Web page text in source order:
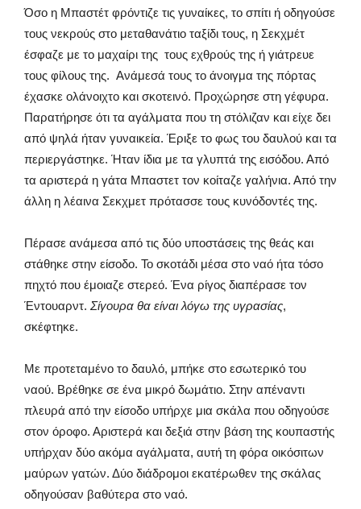
Όσο η Μπαστέτ φρόντιζε τις γυναίκες, το σπίτι ή οδηγούσε
τους νεκρούς στο μεταθανάτιο ταξίδι τους, η Σεκχμέτ
έσφαζε με το μαχαίρι της τους εχθρούς της ή γιάτρευε
τους φίλους της. Ανάμεσά τους το άνοιγμα της πόρτας
έχασκε ολάνοιχτο και σκοτεινό. Προχώρησε στη γέφυρα.
Παρατήρησε ότι τα αγάλματα που τη στόλιζαν και είχε δει
από ψηλά ήταν γυναικεία. Έριξε το φως του δαυλού και τα
περιεργάστηκε. Ήταν ίδια με τα γλυπτά της εισόδου. Από
τα αριστερά η γάτα Μπαστετ τον κοίταζε γαλήνια. Από την
άλλη η λέαινα Σεκχμετ πρότασσε τους κυνόδοντές της.
Πέρασε ανάμεσα από τις δύο υποστάσεις της θεάς και
στάθηκε στην είσοδο. Το σκοτάδι μέσα στο ναό ήτα τόσο
πηχτό που έμοιαζε στερεό. Ένα ρίγος διαπέρασε τον
Έντουαρντ. Σίγουρα θα είναι λόγω της υγρασίας,
σκέφτηκε.
Με προτεταμένο το δαυλό, μπήκε στο εσωτερικό του
ναού. Βρέθηκε σε ένα μικρό δωμάτιο. Στην απέναντι
πλευρά από την είσοδο υπήρχε μια σκάλα που οδηγούσε
στον όροφο. Αριστερά και δεξιά στην βάση της κουπαστής
υπήρχαν δύο ακόμα αγάλματα, αυτή τη φόρα οικόσιτων
μαύρων γατών. Δύο διάδρομοι εκατέρωθεν της σκάλας
οδηγούσαν βαθύτερα στο ναό.